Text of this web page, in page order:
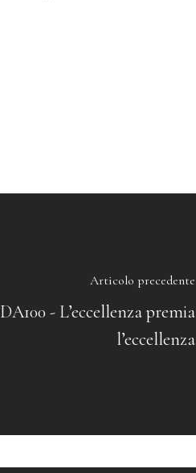
Articolo precedente
- L’eccellenza premia
l’eccellenza